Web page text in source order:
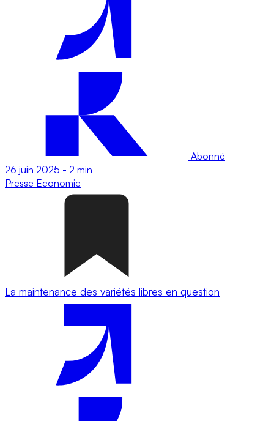
Abonné
26 juin 2025 - 2 min
Presse Economie
La maintenance des variétés libres en question